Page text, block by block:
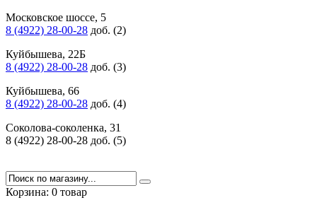
Московское шоссе, 5
8 (4922) 28-00-28 доб. (2)
Куйбышева, 22Б
8 (4922) 28-00-28 доб. (3)
Куйбышева, 66
8 (4922) 28-00-28 доб. (4)
Соколова-соколенка, 31
8 (4922) 28-00-28 доб. (5)
Корзина: 0 товар